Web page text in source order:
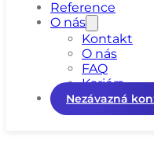
Reference
O nás
Kontakt
O nás
FAQ
Kariéra
Nezávazná